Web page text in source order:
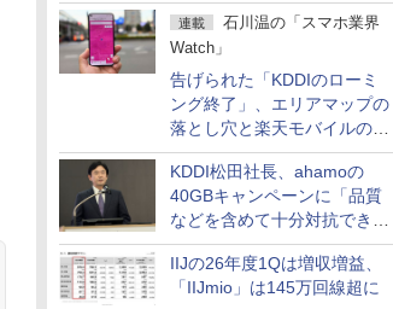
連載
石川温の「スマホ業界
Watch」
告げられた「KDDIのローミ
ング終了」、エリアマップの
落とし穴と楽天モバイルの課
題
KDDI松田社長、ahamoの
40GBキャンペーンに「品質
などを含めて十分対抗でき
る」
IIJの26年度1Qは増収増益、
「IIJmio」は145万回線超に